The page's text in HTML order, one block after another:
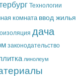
Технологии
комната ввод жилья
дача
законодательство
линолеум